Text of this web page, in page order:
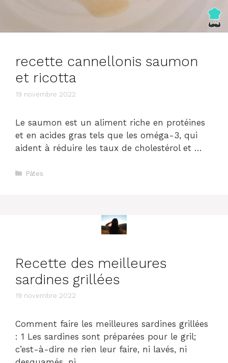
recette cannellonis saumon
et ricotta
19 novembre 2022
Le saumon est un aliment riche en protéines
et en acides gras tels que les oméga-3, qui
aident à réduire les taux de cholestérol et …
Catégories
Pâtes
Recette des meilleures
sardines grillées
19 novembre 2022
Comment faire les meilleures sardines grillées
: 1 Les sardines sont préparées pour le gril;
c’est-à-dire ne rien leur faire, ni lavés, ni